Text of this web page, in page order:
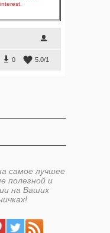
0 5.0/1
самое лучшее
полезной и
на Ваших